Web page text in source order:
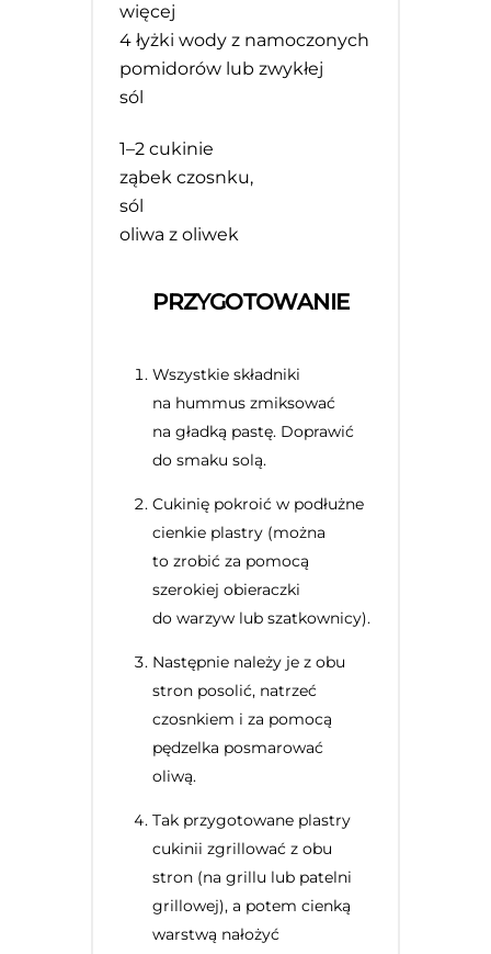
więcej
4 łyżki wody z namoczonych
pomidorów lub zwykłej
sól
1–2 cukinie
ząbek czosnku,
sól
oliwa z oliwek
PRZYGOTOWANIE
Wszystkie składniki
na hummus zmiksować
na gładką pastę. Doprawić
do smaku solą.
Cukinię pokroić w podłużne
cienkie plastry (można
to zrobić za pomocą
szerokiej obieraczki
do warzyw lub szatkownicy).
Następnie należy je z obu
stron posolić, natrzeć
czosnkiem i za pomocą
pędzelka posmarować
oliwą.
Tak przygotowane plastry
cukinii zgrillować z obu
stron (na grillu lub patelni
grillowej), a potem cienką
warstwą nałożyć